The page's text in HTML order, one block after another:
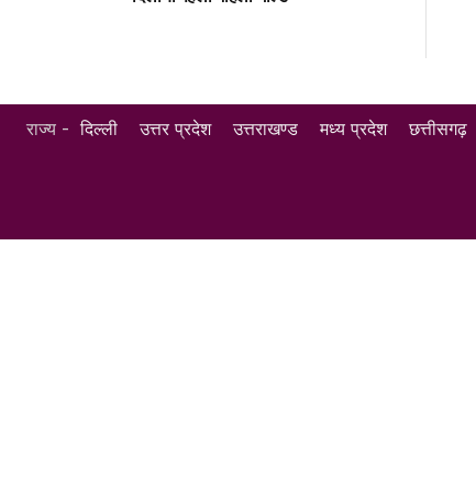
राज्य -दिल्ली उत्तर प्रदेश उत्तराखण्ड मध्य प्रदेश छत्तीसगढ़